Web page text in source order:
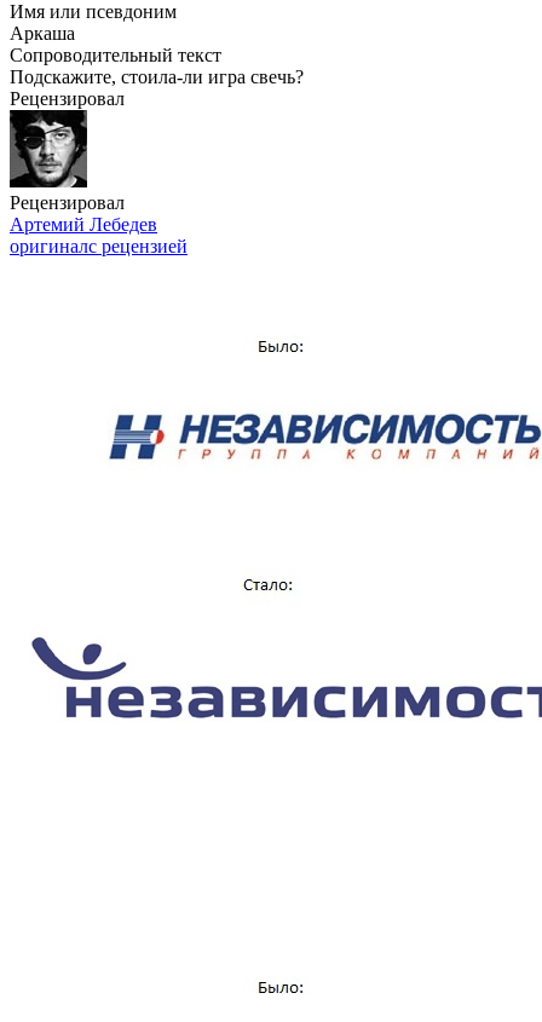
Имя или псевдоним
Аркаша
Сопроводительный текст
Подскажите, стоила-ли игра свечь?
Рецензировал
Рецензировал
Артемий Лебедев
оригиналс рецензией